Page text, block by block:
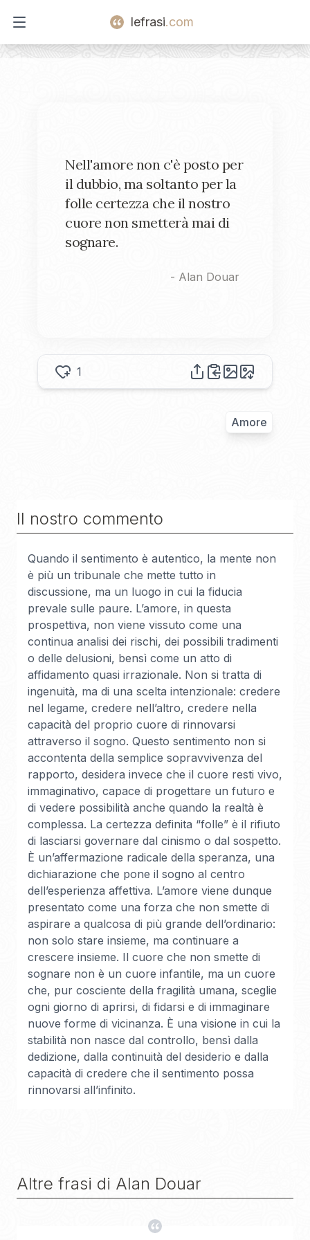
Open main menu
lefrasi.com
Nell'amore non c'è posto per
il dubbio, ma soltanto per la
folle certezza che il nostro
cuore non smetterà mai di
sognare.
- Alan Douar
1
Amore
Il nostro commento
Quando il sentimento è autentico, la mente non
è più un tribunale che mette tutto in
discussione, ma un luogo in cui la fiducia
prevale sulle paure. L’amore, in questa
prospettiva, non viene vissuto come una
continua analisi dei rischi, dei possibili tradimenti
o delle delusioni, bensì come un atto di
affidamento quasi irrazionale. Non si tratta di
ingenuità, ma di una scelta intenzionale: credere
nel legame, credere nell’altro, credere nella
capacità del proprio cuore di rinnovarsi
attraverso il sogno. Questo sentimento non si
accontenta della semplice sopravvivenza del
rapporto, desidera invece che il cuore resti vivo,
immaginativo, capace di progettare un futuro e
di vedere possibilità anche quando la realtà è
complessa. La certezza definita “folle” è il rifiuto
di lasciarsi governare dal cinismo o dal sospetto.
È un’affermazione radicale della speranza, una
dichiarazione che pone il sogno al centro
dell’esperienza affettiva. L’amore viene dunque
presentato come una forza che non smette di
aspirare a qualcosa di più grande dell’ordinario:
non solo stare insieme, ma continuare a
crescere insieme. Il cuore che non smette di
sognare non è un cuore infantile, ma un cuore
che, pur cosciente della fragilità umana, sceglie
ogni giorno di aprirsi, di fidarsi e di immaginare
nuove forme di vicinanza. È una visione in cui la
stabilità non nasce dal controllo, bensì dalla
dedizione, dalla continuità del desiderio e dalla
capacità di credere che il sentimento possa
rinnovarsi all’infinito.
Altre frasi di Alan Douar